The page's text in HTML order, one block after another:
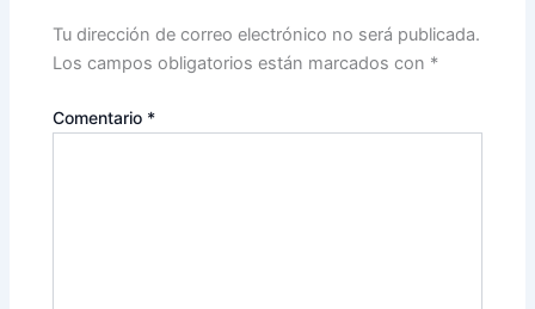
Tu dirección de correo electrónico no será publicada.
Los campos obligatorios están marcados con *
Comentario *